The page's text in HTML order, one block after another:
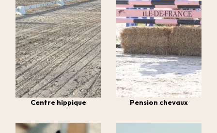
Centre hippique Pension chevaux